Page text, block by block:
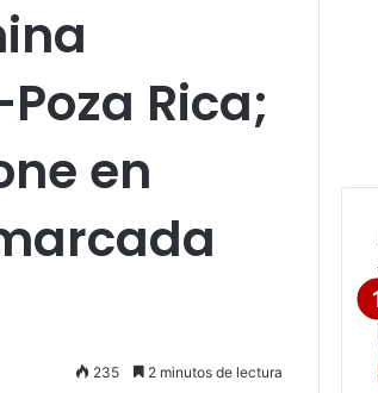
Rica;
en
235 2 minutos de lectura